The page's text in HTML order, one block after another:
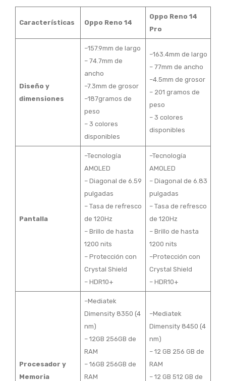
Características Oppo Reno 14
Oppo Reno 14
Pro
Diseño y
dimensiones
–157.9mm de largo
– 74.7mm de
ancho
–7.3mm de grosor
–187gramos de
peso
– 3 colores
disponibles
–163.4mm de largo
– 77mm de ancho
–4.5mm de grosor
– 201 gramos de
peso
– 3 colores
disponibles
Pantalla
–Tecnología
AMOLED
– Diagonal de 6.59
pulgadas
– Tasa de refresco
de 120Hz
– Brillo de hasta
1200 nits
– Protección con
Crystal Shield
– HDR10+
–Tecnología
AMOLED
– Diagonal de 6.83
pulgadas
– Tasa de refresco
de 120Hz
– Brillo de hasta
1200 nits
–Protección con
Crystal Shield
– HDR10+
Procesador y
Memoria
–Mediatek
Dimensity 8350 (4
nm)
– 12GB 256GB de
RAM
– 16GB 256GB de
RAM
–Mediatek
Dimensity 8450 (4
nm)
– 12 GB 256 GB de
RAM
– 12 GB 512 GB de